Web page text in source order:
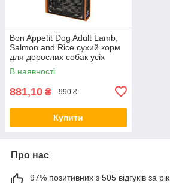
Bon Appetit Dog Adult Lamb,
Salmon and Rice сухий корм
для дорослих собак усіх
порід
В наявності
881,10 ₴ 990 ₴
Купити
Про нас
97% позитивних з 505 відгуків за рік